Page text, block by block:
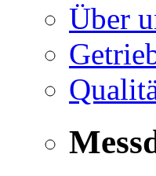
Über